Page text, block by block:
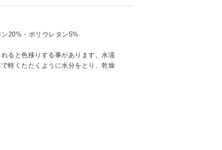
20%・ポリウレタン5%
ると色移りする事があります。水濡
軽くたたくように水分をとり、乾燥